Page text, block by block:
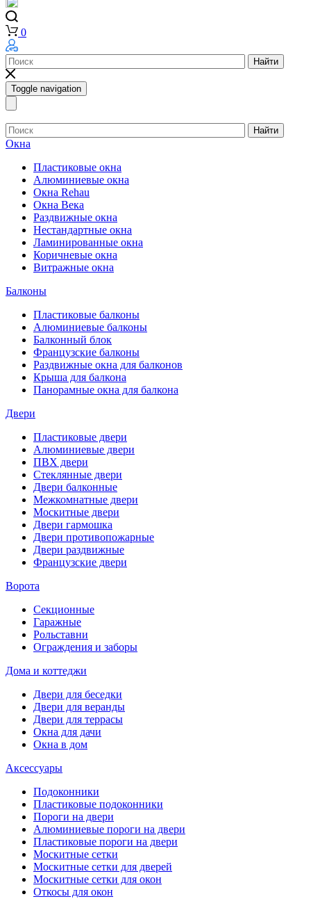
0
Найти
Toggle navigation
Найти
Окна
Пластиковые окна
Алюминиевые окна
Окна Rehau
Окна Века
Раздвижные окна
Нестандартные окна
Ламинированные окна
Коричневые окна
Витражные окна
Балконы
Пластиковые балконы
Алюминиевые балконы
Балконный блок
Французские балконы
Раздвижные окна для балконов
Крыша для балкона
Панорамные окна для балкона
Двери
Пластиковые двери
Алюминиевые двери
ПВХ двери
Стеклянные двери
Двери балконные
Межкомнатные двери
Москитные двери
Двери гармошка
Двери противопожарные
Двери раздвижные
Французские двери
Ворота
Секционные
Гаражные
Рольставни
Ограждения и заборы
Дома и коттеджи
Двери для беседки
Двери для веранды
Двери для террасы
Окна для дачи
Окна в дом
Аксессуары
Подоконники
Пластиковые подоконники
Пороги на двери
Алюминиевые пороги на двери
Пластиковые пороги на двери
Москитные сетки
Москитные сетки для дверей
Москитные сетки для окон
Откосы для окон